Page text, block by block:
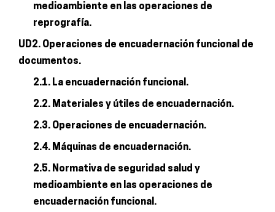
medioambiente en las operaciones de
reprografía.
UD2. Operaciones de encuadernación funcional de
documentos.
2.1. La encuadernación funcional.
2.2. Materiales y útiles de encuadernación.
2.3. Operaciones de encuadernación.
2.4. Máquinas de encuadernación.
2.5. Normativa de seguridad salud y
medioambiente en las operaciones de
encuadernación funcional.